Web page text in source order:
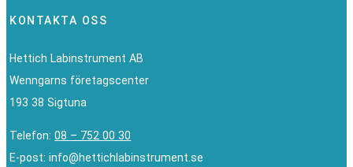
KONTAKTA OSS
Hettich Labinstrument AB
Wenngarns företagscenter
193 38 Sigtuna
Telefon:08 – 752 00 30
E-post: info@hettichlabinstrument.se